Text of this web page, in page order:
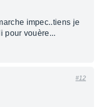
impec..tiens je
pour vouère...
#12